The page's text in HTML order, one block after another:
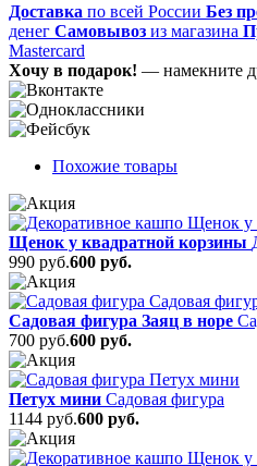
Доставка по всей России Без
денег Самовывоз из магазина
Mastercard
Хочу в подарок! — намекните
Похожие товары
Щенок у квадратной корзины
990 руб.600 руб.
Садовая фигура Заяц в норе
700 руб.600 руб.
Петух мини Садовая фигура
1144 руб.600 руб.